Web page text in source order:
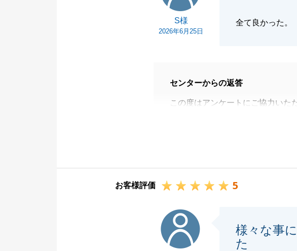
S様
2026年6月25日
全て良かった。
センターからの返答
この度はアンケートにご協力いた
また何か不動産に関するご相談が
お客様評価 5
様々な事
た